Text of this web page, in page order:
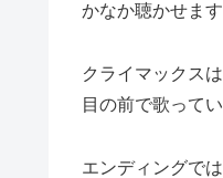
かなか聴かせま
クライマックス
目の前で歌って
エンディングで